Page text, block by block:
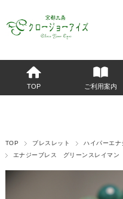
TOP ご利用案内
TOP ブレスレット
ハイパーエナ
エナジーブレス グリーンスレイマン